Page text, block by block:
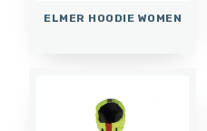
ELMER HOODIE WOMEN